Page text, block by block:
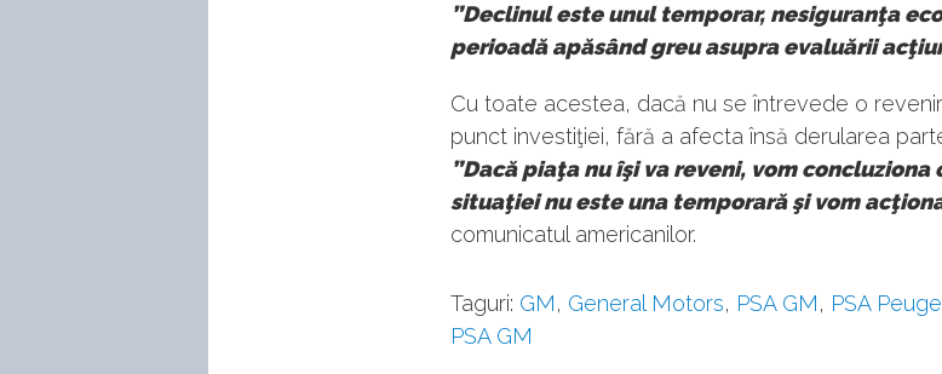
”Declinul este unul temporar, nesiguranţa
perioadă apăsând greu asupra evaluării
Cu toate acestea, dacă nu se întrevede o
punct investiţiei, fără a afecta însă derularea
”Dacă piaţa nu îşi va reveni, vom
situaţiei nu este una temporară şi vom
comunicatul americanilor.
Taguri: GM, General Motors, PSA GM, PSA
PSA GM